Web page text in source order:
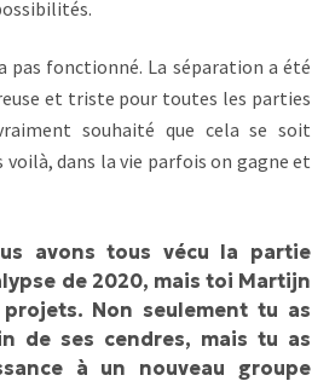
pas fonctionné. La séparation a été
et triste pour toutes les parties
souhaité que cela se soit
dans la vie parfois on gagne et
avons tous vécu la partie
de 2020, mais toi Martijn
Non seulement tu as
de ses cendres, mais tu as
à un nouveau groupe